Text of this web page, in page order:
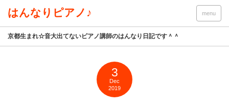
はんなりピアノ♪ menu
京都生まれ☆音大出てないピアノ講師のはんなり日記です＾＾
3
Dec
2019